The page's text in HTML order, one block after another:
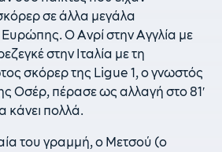
σε άλλα μεγάλα
Ο Ανρί στην Αγγλία με
στην Ιταλία με τη
σκόρερ της Ligue 1, ο γνωστός
Οσέρ, πέρασε ως αλλαγή στο 81′
κάνει πολλά.
του γραμμή, ο Μετσού (ο